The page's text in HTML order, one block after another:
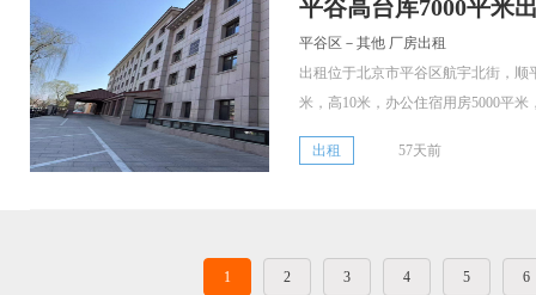
平谷高台库7000平米
平谷区－其他 厂房出租
出租位于北京市平谷区航宇北街，顺
米，高10米，办公住宿用房5000平米
出租 57天前
1 2 3 4 5 6